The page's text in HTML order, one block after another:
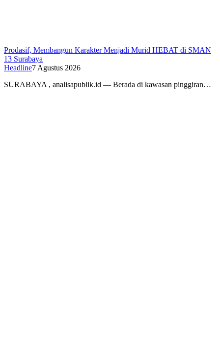
Prodasif, Membangun Karakter Menjadi Murid HEBAT di SMAN
13 Surabaya
Headline7 Agustus 2026
SURABAYA , analisapublik.id — Berada di kawasan pinggiran…